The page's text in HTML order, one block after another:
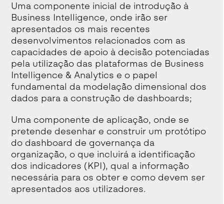
Uma componente inicial de introdução à
Business Intelligence, onde irão ser
apresentados os mais recentes
desenvolvimentos relacionados com as
capacidades de apoio à decisão potenciadas
pela utilização das plataformas de Business
Intelligence & Analytics e o papel
fundamental da modelação dimensional dos
dados para a construção de dashboards;
Uma componente de aplicação, onde se
pretende desenhar e construir um protótipo
do dashboard de governança da
organização, o que incluirá a identificação
dos indicadores (KPI), qual a informação
necessária para os obter e como devem ser
apresentados aos utilizadores.